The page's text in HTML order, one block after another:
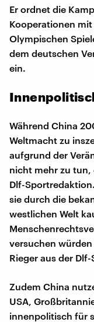
Er ordnet die
Kooperationen
Olympischen
dem deutschen
ein.
Während China
Weltmacht zu
aufgrund der
nicht mehr zu tun,
Dlf-
sie durch die
westlichen Welt
versuchen
Rieger aus der
Zudem China
USA,
innenpolitisch für